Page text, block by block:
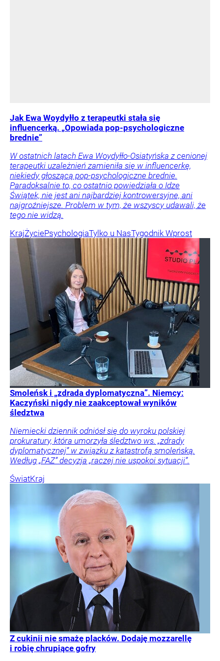
Jak Ewa Woydyłło z terapeutki stała się
influencerką. „Opowiada pop-psychologiczne
brednie”
W ostatnich latach Ewa Woydyłło-Osiatyńska z cenionej
terapeutki uzależnień zamieniła się w influencerkę,
niekiedy głoszącą pop-psychologiczne brednie.
Paradoksalnie to, co ostatnio powiedziała o Idze
Świątek, nie jest ani najbardziej kontrowersyjne, ani
najgroźniejsze. Problem w tym, że wszyscy udawali, że
tego nie widzą.
KrajŻyciePsychologiaTylko u NasTygodnik Wprost
Smoleńsk i „zdrada dyplomatyczna”. Niemcy:
Kaczyński nigdy nie zaakceptował wyników
śledztwa
Niemiecki dziennik odniósł się do wyroku polskiej
prokuratury, która umorzyła śledztwo ws. „zdrady
dyplomatycznej” w związku z katastrofą smoleńską.
Według „FAZ” decyzja „raczej nie uspokoi sytuacji”.
ŚwiatKraj
Z cukinii nie smażę placków. Dodaję mozzarellę
i robię chrupiące gofry